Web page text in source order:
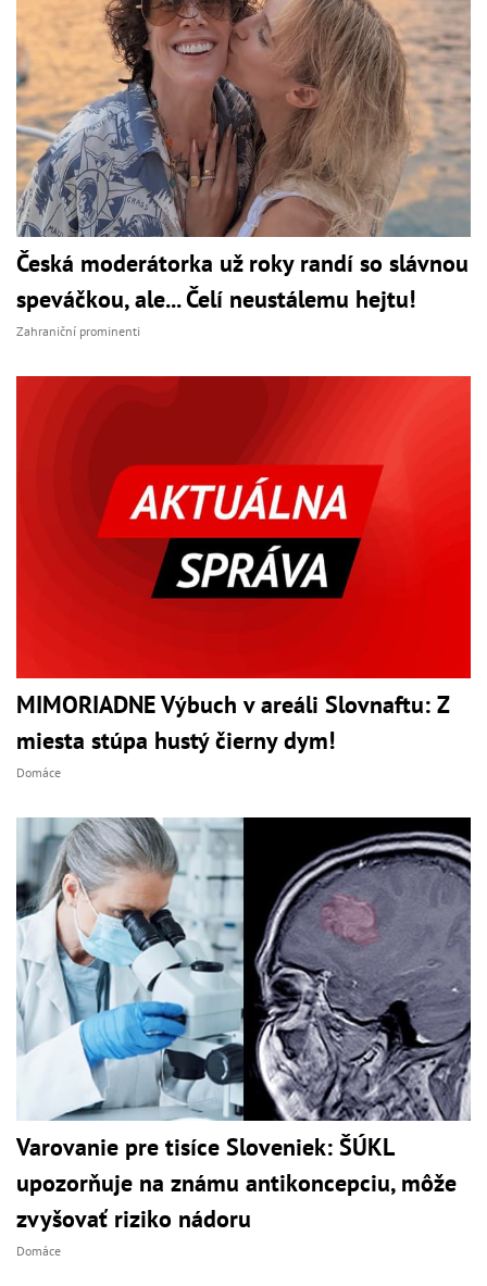
Česká moderátorka už roky randí so slávnou
speváčkou, ale... Čelí neustálemu hejtu!
Zahraniční prominenti
MIMORIADNE Výbuch v areáli Slovnaftu: Z
miesta stúpa hustý čierny dym!
Domáce
Varovanie pre tisíce Sloveniek: ŠÚKL
upozorňuje na známu antikoncepciu, môže
zvyšovať riziko nádoru
Domáce